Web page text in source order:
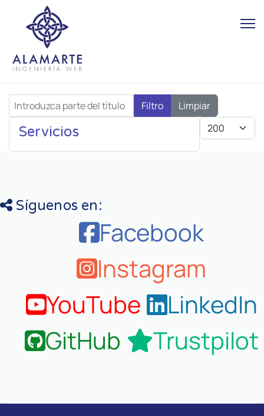
Introduzca parte del título Filtro Limpiar
Cantidad
Servicios
Síguenos en:
Facebook
Instagram
YouTube
LinkedIn
GitHub
Trustpilot